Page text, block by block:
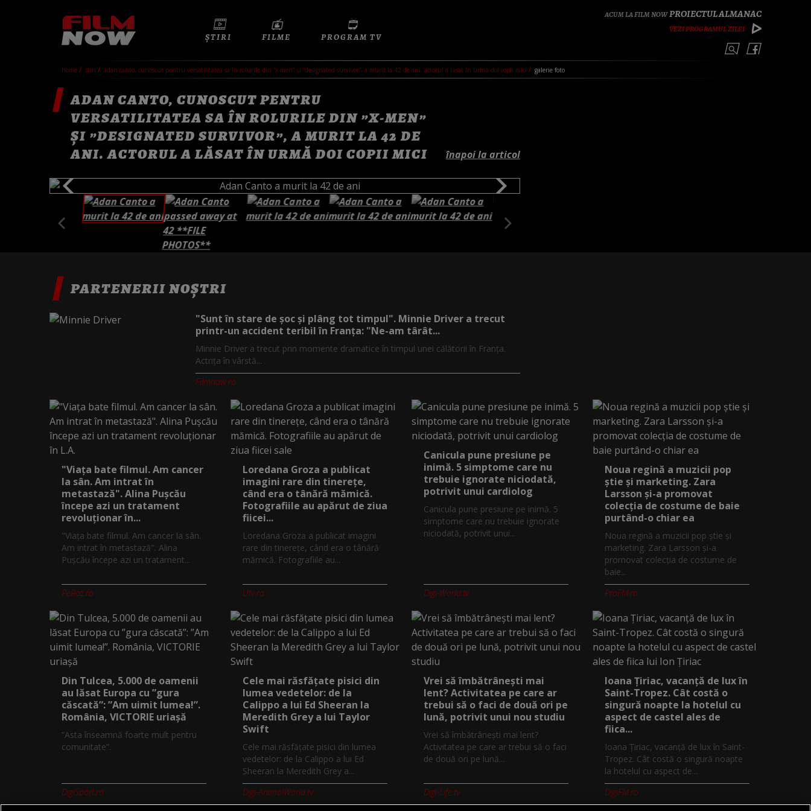
PROIECTUL ALMANAC
VEZI PROGRAMUL ZILEI
ȘTIRI FILME PROGRAM TV
home stiri adan canto, cunoscut pentru versatilitatea sa în rolurile din ”x-men” şi ”designated survivor”, a murit la 42 de ani. actorul a lăsat în urmă doi copii mici galerie foto
ADAN CANTO, CUNOSCUT PENTRU
VERSATILITATEA SA ÎN ROLURILE DIN ”X-MEN”
ŞI ”DESIGNATED SURVIVOR”, A MURIT LA 42 DE
ANI. ACTORUL A LĂSAT ÎN URMĂ DOI COPII MICI
înapoi la articol
PARTENERII NOȘTRI
"Sunt în stare de șoc și plâng tot timpul". Minnie Driver a trecut
printr-un accident teribil în Franța: "Ne-am târât...
Minnie Driver a trecut prin momente dramatice în timpul unei călătorii în Franța.
Actrița în vârstă...
Filmnow.ro
"Viața bate filmul. Am cancer
la sân. Am intrat în
metastază". Alina Pușcău
începe azi un tratament
revoluționar în...
"Viața bate filmul. Am cancer la sân.
Am intrat în metastază". Alina
Pușcău începe azi un tratament...
PeRoz.ro
Loredana Groza a publicat
imagini rare din tinerețe,
când era o tânără mămică.
Fotografiile au apărut de ziua
fiicei...
Loredana Groza a publicat imagini
rare din tinerețe, când era o tânără
mămică. Fotografiile au...
Utv.ro
Canicula pune presiune pe
inimă. 5 simptome care nu
trebuie ignorate niciodată,
potrivit unui cardiolog
Canicula pune presiune pe inimă. 5
simptome care nu trebuie ignorate
niciodată, potrivit unui...
Digi-World.tv
Noua regină a muzicii pop
știe și marketing. Zara
Larsson și-a promovat
colecția de costume de baie
purtând-o chiar ea
Noua regină a muzicii pop știe și
marketing. Zara Larsson și-a
promovat colecția de costume de
baie...
ProFM.ro
Din Tulcea, 5.000 de oamenii
au lăsat Europa cu ”gura
căscată”: ”Am uimit lumea!”.
România, VICTORIE uriașă
”Asta înseamnă foarte mult pentru
comunitate”.
DigiSport.ro
Cele mai răsfățate pisici din
lumea vedetelor: de la
Calippo a lui Ed Sheeran la
Meredith Grey a lui Taylor
Swift
Cele mai răsfățate pisici din lumea
vedetelor: de la Calippo a lui Ed
Sheeran la Meredith Grey a...
Digi-AnimalWorld.tv
Vrei să îmbătrânești mai
lent? Activitatea pe care ar
trebui să o faci de două ori pe
lună, potrivit unui nou studiu
Vrei să îmbătrânești mai lent?
Activitatea pe care ar trebui să o faci
de două ori pe lună...
Digi-Life.tv
Ioana Țiriac, vacanță de lux în
Saint-Tropez. Cât costă o
singură noapte la hotelul cu
aspect de castel ales de
fiica...
Ioana Țiriac, vacanță de lux în Saint-
Tropez. Cât costă o singură noapte
la hotelul cu aspect de...
DigiFM.ro